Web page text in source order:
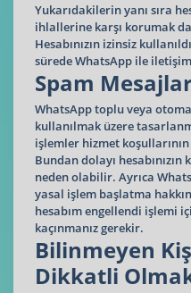
Yukarıdakilerin yanı sıra
ihlallerine karşı korumak
Hesabınızın izinsiz
sürede WhatsApp ile
Spam
WhatsApp toplu veya
kullanılmak üzere
işlemler hizmet
Bundan dolayı hesabınızın
neden olabilir. Ayrıca
yasal işlem başlatma
hesabım engellendi işlemi
kaçınmanız gerekir.
Bilinmeyen
Dikkatli